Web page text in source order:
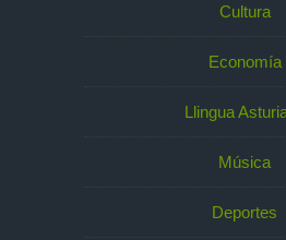
Cultura
Economía
Llingua
Música
Deportes